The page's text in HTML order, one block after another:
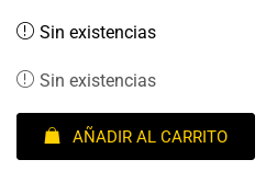
Sin existencias
Sin existencias
AÑADIR AL CARRITO